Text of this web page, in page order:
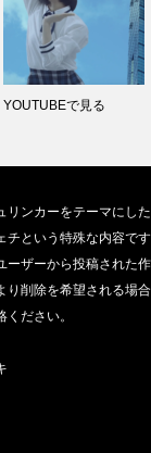
YOUTUBEで見る
リンカーをテーマにし
チという特殊な内容で
ザーから投稿された
り削除を希望される場
ださい。